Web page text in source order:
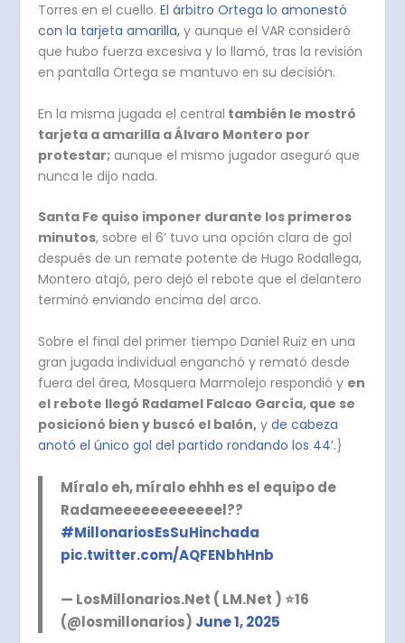
Torres en el cuello.El árbitro Ortega lo amonestó
con la tarjeta amarilla, y aunque el VAR consideró
que hubo fuerza excesiva y lo llamó, tras la revisión
en pantalla Ortega se mantuvo en su decisión.
En la misma jugada el central también le mostró
tarjeta a amarilla a Álvaro Montero por
protestar; aunque el mismo jugador aseguró que
nunca le dijo nada.
Santa Fe quiso imponer durante los primeros
minutos, sobre el 6’ tuvo una opción clara de gol
después de un remate potente de Hugo Rodallega,
Montero atajó, pero dejó el rebote que el delantero
terminó enviando encima del arco.
Sobre el final del primer tiempo Daniel Ruiz en una
gran jugada individual enganchó y remató desde
fuera del área, Mosquera Marmolejo respondió y en
el rebote llegó Radamel Falcao García, que se
posicionó bien y buscó el balón, yde cabeza
anotó el único gol del partido rondando los 44’.}
Míralo eh, míralo ehhh es el equipo de
Radameeeeeeeeeeeel??
#MillonariosEsSuHinchada
pic.twitter.com/AQFENbhHnb
— LosMillonarios.Net ( LM.Net ) ⭐️16
(@losmillonarios) June 1, 2025